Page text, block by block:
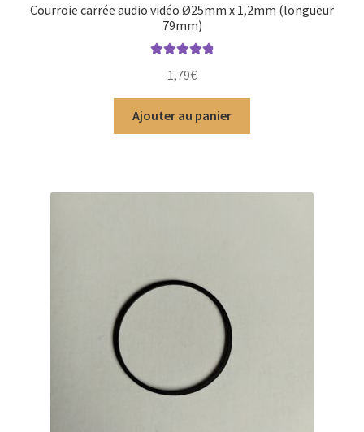
Courroie carrée audio vidéo Ø25mm x 1,2mm (longueur
79mm)
1,79€
Ajouter au panier